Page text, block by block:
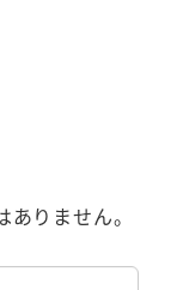
りません。